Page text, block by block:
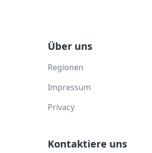
Über uns
Regionen
Impressum
Privacy
Kontaktiere uns